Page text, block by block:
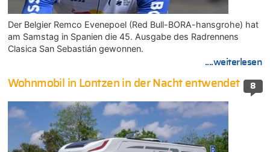
Der Belgier Remco Evenepoel (Red Bull-BORA-hansgrohe) hat
am Samstag in Spanien die 45. Ausgabe des Radrennens
Clasica San Sebastián gewonnen.
....weiterlesen
8
Wohnmobil in Lontzen in der Nacht entwendet